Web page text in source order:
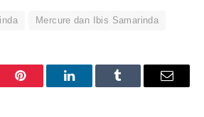
Mercure dan Ibis Samarinda
Pinterest LinkedInTumblr Email